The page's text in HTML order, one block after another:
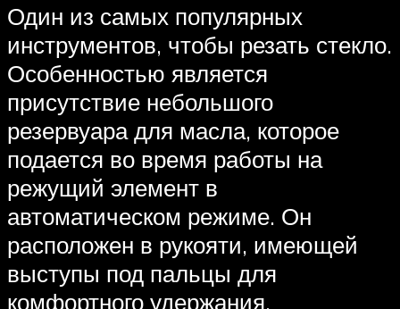
Один из самых популярных
инструментов, чтобы резать стекло.
Особенностью является
присутствие небольшого
резервуара для масла, которое
подается во время работы на
режущий элемент в
автоматическом режиме. Он
расположен в рукояти, имеющей
выступы под пальцы для
комфортного удержания.